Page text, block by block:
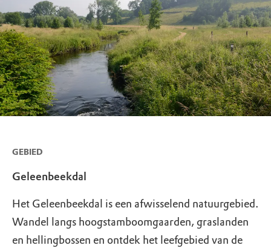
GEBIED
Geleenbeekdal
Het Geleenbeekdal is een afwisselend natuurgebied.
Wandel langs hoogstamboomgaarden, graslanden
en hellingbossen en ontdek het leefgebied van de